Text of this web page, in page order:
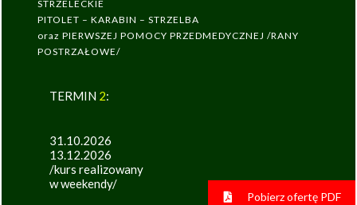
STRZELECKIE
PITOLET – KARABIN – STRZELBA
oraz PIERWSZEJ POMOCY PRZEDMEDYCZNEJ /RANY
POSTRZAŁOWE/
TERMIN 2:
31.10.2026
13.12.2026
/kurs realizowany
w weekendy/
Pobierz ofertę PDF